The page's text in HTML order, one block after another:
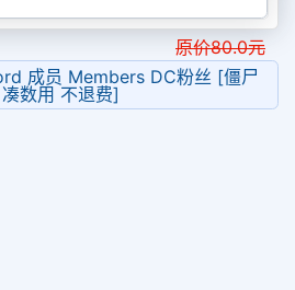
原价80.0元
成员 Members DC粉丝 [僵尸
数用 不退费]